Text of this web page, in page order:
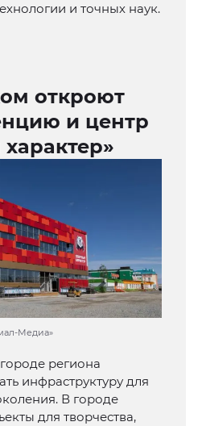
и точных наук.
откроют
и центр
Медиа»
региона
инфраструктуру для
В городе
для творчества,